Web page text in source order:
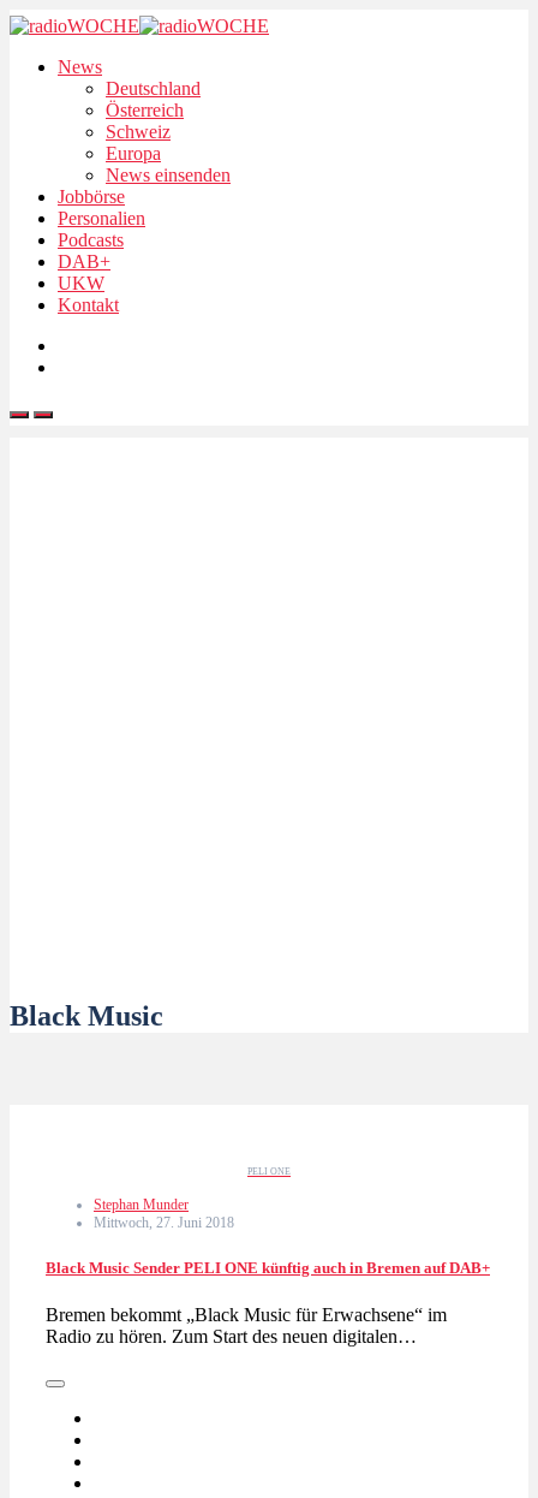
News
Deutschland
Österreich
Schweiz
Europa
News einsenden
Jobbörse
Personalien
Podcasts
DAB+
UKW
Kontakt
Black Music
PELI ONE
Stephan Munder
Mittwoch, 27. Juni 2018
Black Music Sender PELI ONE künftig auch in Bremen auf DAB+
Bremen bekommt „Black Music für Erwachsene“ im
Radio zu hören. Zum Start des neuen digitalen…